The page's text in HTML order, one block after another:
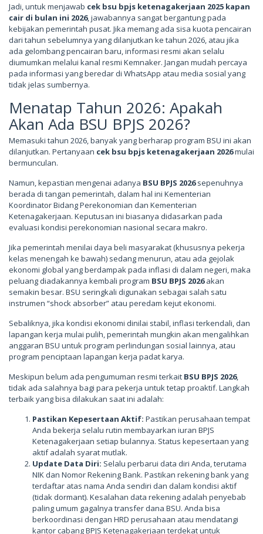
Jadi, untuk menjawab cek bsu bpjs ketenagakerjaan 2025 kapan
cair di bulan ini 2026, jawabannya sangat bergantung pada
kebijakan pemerintah pusat. Jika memang ada sisa kuota pencairan
dari tahun sebelumnya yang dilanjutkan ke tahun 2026, atau jika
ada gelombang pencairan baru, informasi resmi akan selalu
diumumkan melalui kanal resmi Kemnaker. Jangan mudah percaya
pada informasi yang beredar di WhatsApp atau media sosial yang
tidak jelas sumbernya.
Menatap Tahun 2026: Apakah
Akan Ada BSU BPJS 2026?
Memasuki tahun 2026, banyak yang berharap program BSU ini akan
dilanjutkan. Pertanyaan cek bsu bpjs ketenagakerjaan 2026mulai
bermunculan.
Namun, kepastian mengenai adanya BSU BPJS 2026sepenuhnya
berada di tangan pemerintah, dalam hal ini Kementerian
Koordinator Bidang Perekonomian dan Kementerian
Ketenagakerjaan. Keputusan ini biasanya didasarkan pada
evaluasi kondisi perekonomian nasional secara makro.
Jika pemerintah menilai daya beli masyarakat (khususnya pekerja
kelas menengah ke bawah) sedang menurun, atau ada gejolak
ekonomi global yang berdampak pada inflasi di dalam negeri, maka
peluang diadakannya kembali program BSU BPJS 2026akan
semakin besar. BSU seringkali digunakan sebagai salah satu
instrumen “shock absorber” atau peredam kejut ekonomi.
Sebaliknya, jika kondisi ekonomi dinilai stabil, inflasi terkendali, dan
lapangan kerja mulai pulih, pemerintah mungkin akan mengalihkan
anggaran BSU untuk program perlindungan sosial lainnya, atau
program penciptaan lapangan kerja padat karya.
Meskipun belum ada pengumuman resmi terkait BSU BPJS 2026,
tidak ada salahnya bagi para pekerja untuk tetap proaktif. Langkah
terbaik yang bisa dilakukan saat ini adalah:
Pastikan Kepesertaan Aktif: Pastikan perusahaan tempat
Anda bekerja selalu rutin membayarkan iuran BPJS
Ketenagakerjaan setiap bulannya. Status kepesertaan yang
aktif adalah syarat mutlak.
Update Data Diri: Selalu perbarui data diri Anda, terutama
NIK dan Nomor Rekening Bank. Pastikan rekening bank yang
terdaftar atas nama Anda sendiri dan dalam kondisi aktif
(tidak dormant). Kesalahan data rekening adalah penyebab
paling umum gagalnya transfer dana BSU. Anda bisa
berkoordinasi dengan HRD perusahaan atau mendatangi
kantor cabang BPJS Ketenagakerjaan terdekat untuk